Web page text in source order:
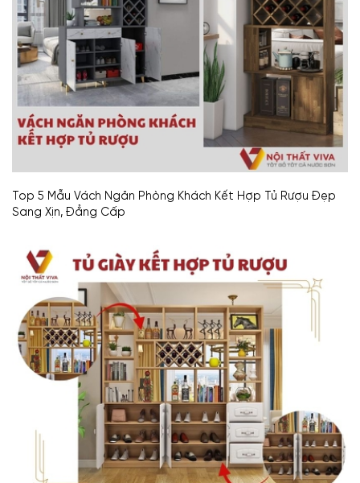
Top 5 Mẫu Vách Ngăn Phòng Khách Kết Hợp Tủ Rượu Đẹp
Sang Xịn, Đẳng Cấp